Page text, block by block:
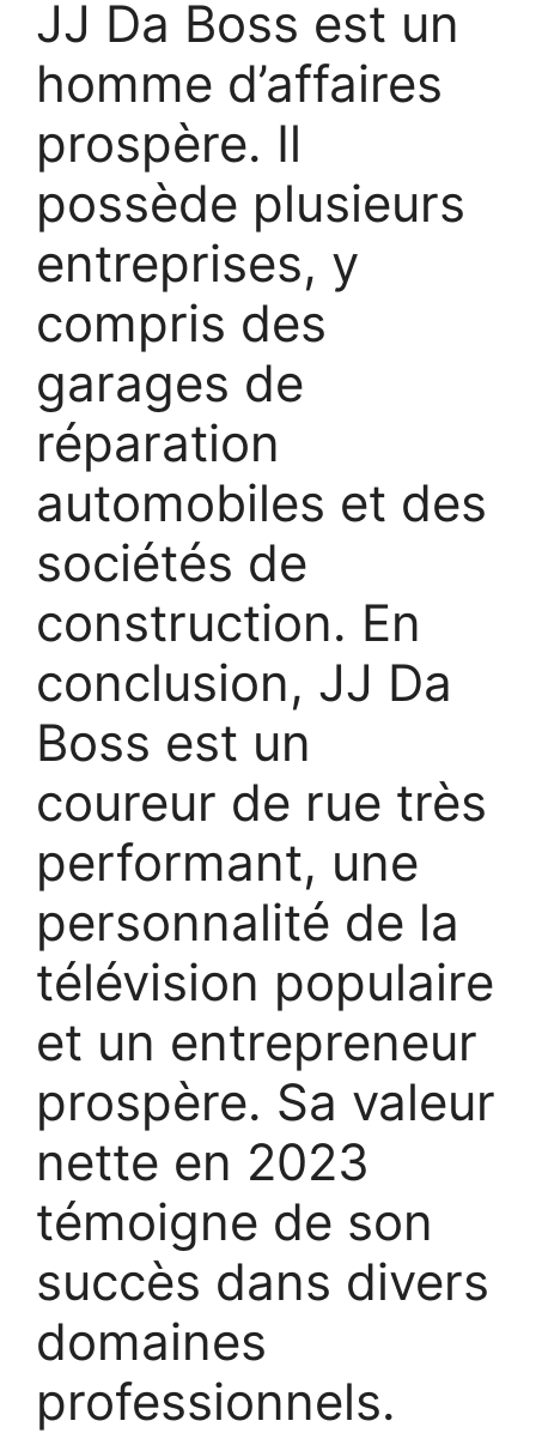
JJ Da Boss est un
homme d’affaires
prospère. Il
possède plusieurs
entreprises, y
compris des
garages de
réparation
automobiles et des
sociétés de
construction. En
conclusion, JJ Da
Boss est un
coureur de rue très
performant, une
personnalité de la
télévision populaire
et un entrepreneur
prospère. Sa valeur
nette en 2023
témoigne de son
succès dans divers
domaines
professionnels.